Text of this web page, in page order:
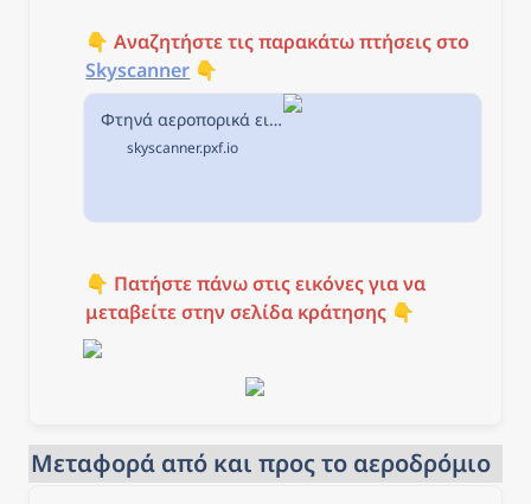
👇 Αναζητήστε τις παρακάτω πτήσεις στο
Skyscanner 👇
Φτηνά αεροπορικά εισιτήρια από Θεσσαλονίκη προς Όσλο στην Skyscanner
skyscanner.pxf.io
👇 Πατήστε πάνω στις εικόνες για να
μεταβείτε στην σελίδα κράτησης 👇
Μεταφορά από και προς το αεροδρόμιο